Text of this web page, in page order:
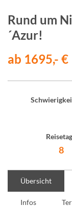
Rund um
´Azur!
ab 1695,- €
8
Übersicht
Infos